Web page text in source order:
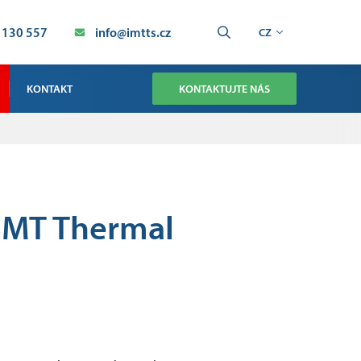
557 info@imtts.cz CZ
KONTAKT KONTAKTUJTE NÁS
Thermal